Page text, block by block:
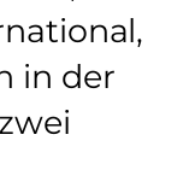
in der